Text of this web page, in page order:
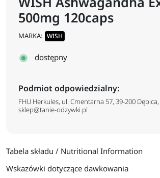
500mg 120caps
MARKA: WISH
dostępny
Podmiot odpowiedzialny:
FHU Herkules, ul. Cmentarna 57, 39-200
sklep@tanie-odzywki.pl
Tabela składu / Nutritional Information
Wskazówki dotyczące dawkowania